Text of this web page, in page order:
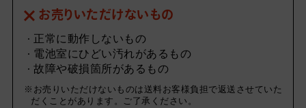
お売りいただけないもの
正常に動作しないもの
電池室にひどい汚れがあるもの
故障や破損箇所があるもの
お売りいただけないものは送料お客様負担で返送させていた
だくことがあります。ご了承ください。